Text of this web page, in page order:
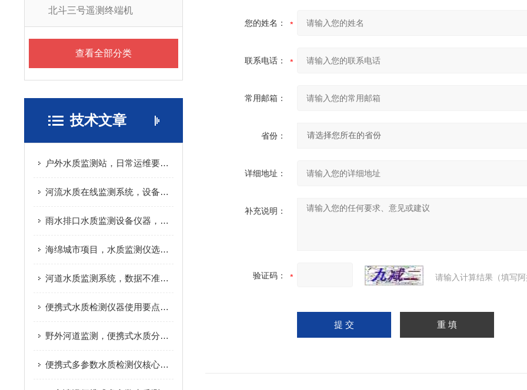
北斗三号遥测终端机
查看全部分类
技术文章
户外水质监测站，日常运维要做哪些工作
河流水质在线监测系统，设备成本主要花在哪
雨水排口水质监测设备仪器，避坑实用指南
海绵城市项目，水质监测仪选型要点
河道水质监测系统，数据不准是什么原因
便携式水质检测仪器使用要点，减少检测数据误差
野外河道监测，便携式水质分析仪实际应用分享
便携式多参数水质检测仪核心原理，看完快速搞懂
您的姓名：
联系电话：
常用邮箱：
省份：
详细地址：
补充说明：
验证码： 请输入计算结果（填写